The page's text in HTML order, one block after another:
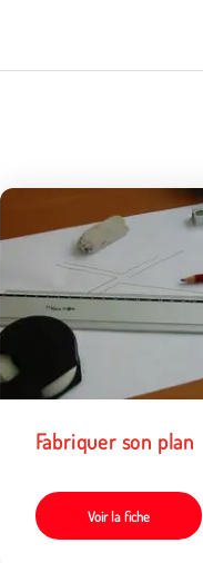
Fabriquer son plan
Voir la fiche